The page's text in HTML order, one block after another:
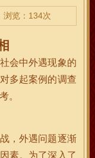
浏览：134次
会中外遇现象的
多起案例的调查
。
，外遇问题逐渐
素。为了深入了